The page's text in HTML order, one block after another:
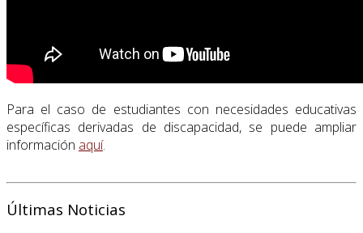
Para el caso de estudiantes con necesidades educativas
específicas derivadas de discapacidad, se puede ampliar
información aquí.
Últimas Noticias